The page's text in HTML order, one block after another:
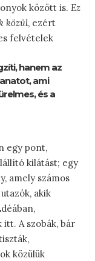
között is. Ez
közül, ezért
felvételek
hanem az
ami
és a
egy pont,
kilátást; egy
amely számos
akik
A szobák, bár
közülük